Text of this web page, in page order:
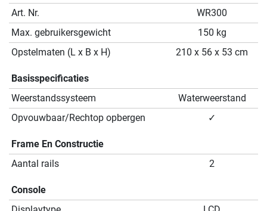
Art. Nr.
WR300
Max. gebruikersgewicht
150 kg
Opstelmaten (L x B x H)
210 x 56 x 53 cm
Basisspecificaties
Weerstandssysteem
Waterweerstand
Opvouwbaar/Rechtop opbergen
✓
Frame En Constructie
Aantal rails
2
Console